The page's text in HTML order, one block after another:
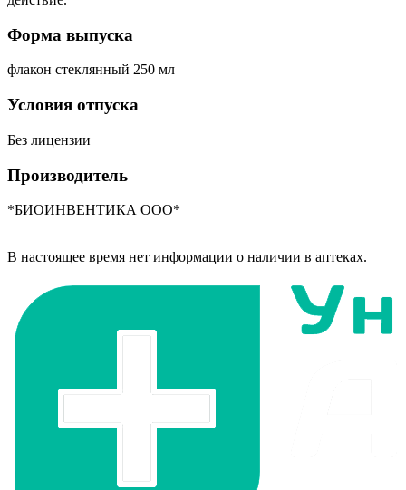
Форма выпуска
флакон стеклянный 250 мл
Условия отпуска
Без лицензии
Производитель
*БИОИНВЕНТИКА ООО*
В настоящее время нет информации о наличии в аптеках.